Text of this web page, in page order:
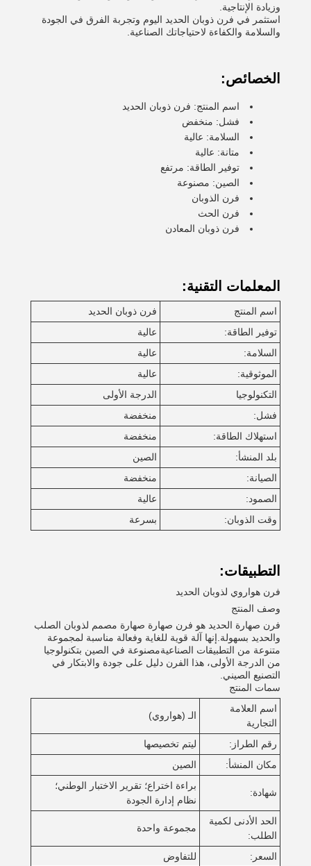
وزيادة الإنتاجية.
استثمر في فرن ذوبان الحديد اليوم وتجربة الفرق في الجودة
والسلامة والكفاءة لاحتياجاتك الصناعية.
الخصائص:
اسم المنتج: فرن ذوبان الحديد
فشل: منخفض
السلامة: عالية
متانة: عالية
توفير الطاقة: مرتفع
الصين: مصنوعة
فرن الذوبان
فرن الحث
فرن ذوبان المعادن
المعلمات التقنية:
اسم المنتج
فرن ذوبان الحديد
توفير الطاقة:
عالية
السلامة:
عالية
الموثوقية:
عالية
التكنولوجيا
الدرجة الأولى
فشل:
منخفضة
استهلاك الطاقة:
منخفضة
بلد المنشأ:
الصين
الصيانة:
منخفضة
الصمود:
عالية
وقت الذوبان:
بسرعة
التطبيقات:
فرن هواروي لذوبان الحديد
وصف المنتج
فرن صهارة الحديد هو فرن صهارة صهارة مصمم لذوبان الصلب
والحديد بسهولة.إنها آلة قوية للغاية وفعالة مناسبة لمجموعة
متنوعة من التطبيقات الصناعيةمصنوعة في الصين بتكنولوجيا
من الدرجة الأولى، هذا الفرن دليل على جودة والابتكار في
التصنيع الصيني.
سمات المنتج
اسم العلامة
التجارية
الـ (هواروي)
رقم الطراز:
ليتم تخصيصها
مكان المنشأ:
الصين
شهادة:
براءة اختراع؛ تقرير الاختبار الوطني؛
نظام إدارة الجودة
الحد الأدنى لكمية
الطلب:
مجموعة واحدة
السعر:
للتفاوض